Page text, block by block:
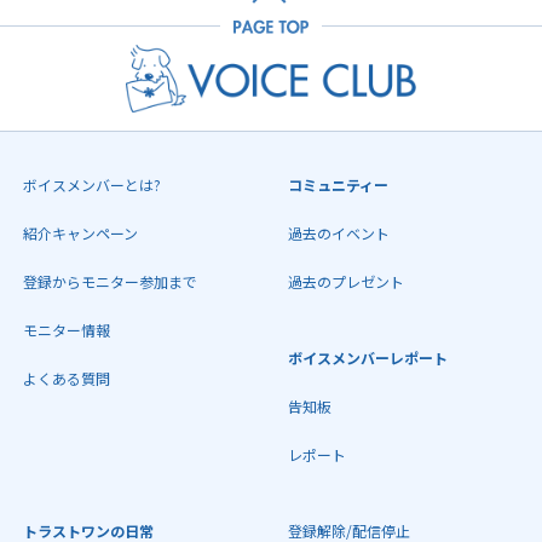
ボイスメンバーとは?
紹介キャンペーン
登録からモニター参加まで
モニター情報
よくある質問
コミュニティー
過去のイベント
過去のプレゼント
ボイスメンバーレポート
告知板
レポート
トラストワンの日常 登録解除/配信停止